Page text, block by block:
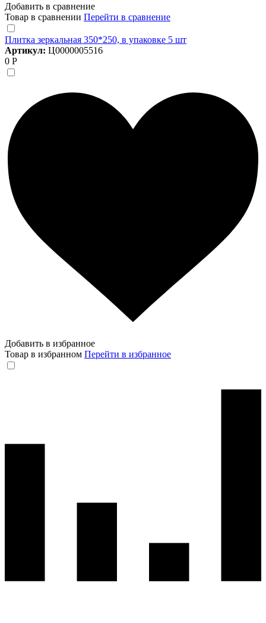
Добавить в сравнение
Товар в сравнении Перейти в сравнение
Плитка зеркальная 350*250, в упаковке 5 шт
Артикул: Ц0000005516
0 Р
Добавить в избранное
Товар в избранном Перейти в избранное